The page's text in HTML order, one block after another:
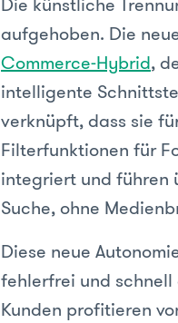
aufgehoben. Die
Commerce-Hybrid,
intelligente
verknüpft, dass sie
Filterfunktionen für
integriert und führen
Suche, ohne
Diese neue
fehlerfrei und
Kunden profitieren